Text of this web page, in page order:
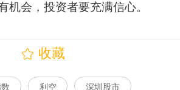
机会，投资者要充满信心。
收藏
利空 深圳股市